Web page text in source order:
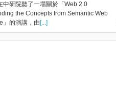
中研院聽了一場關於「Web 2.0
the Concepts from Semantic Web
」的演講，由[...]